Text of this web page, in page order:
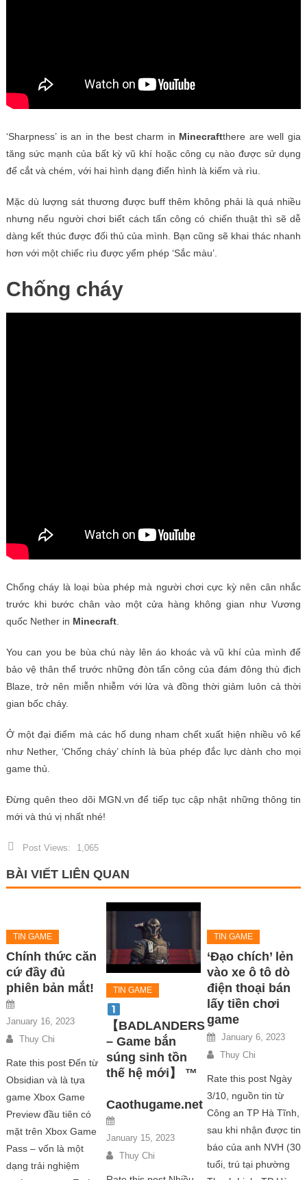
‘Sharpness’ is an in the best charm in Minecraftthere are well gia
tăng sức mạnh của bất kỳ vũ khí hoặc công cụ nào được sử dụng
để cắt và chém, với hai hình dạng điển hình là kiếm và rìu.
Mặc dù lượng sát thương được buff thêm không phải là quá nhiều
nhưng nếu người chơi biết cách tấn công có chiến thuật thì sẽ dễ
dàng kết thúc được đối thủ của mình. Bạn cũng sẽ khai thác nhanh
hơn với một chiếc rìu được yểm phép ‘Sắc màu’.
Chống cháy
Chống cháy là loại bùa phép mà người chơi cực kỳ nên cân nhắc
trước khi bước chân vào một cửa hàng không gian như Vương
quốc Nether in Minecraft.
You can you be bùa chú này lên áo khoác và vũ khí của mình để
bảo vệ thân thể trước những đòn tấn công của đám đông thù địch
Blaze, trở nên miễn nhiễm với lửa và đồng thời giảm luôn cả thời
gian bốc cháy.
Ở một đại điểm mà các hố dung nham chết xuất hiện nhiều vô kể
như Nether, ‘Chống cháy’ chính là bùa phép đắc lực dành cho mọi
game thủ.
Đừng quên theo dõi MGN.vn để tiếp tục cập nhật những thông tin
mới và thú vị nhất nhé!
Post Views: 1,065
BÀI VIẾT LIÊN QUAN
TIN GAME
Chính thức căn
cứ đầy đủ
phiên bản mắt!
January 16, 2023
Thuy Chi
Rate this post Đến từ
Obsidian và là tựa
game Xbox Game
Preview đầu tiên có
mặt trên Xbox Game
Pass – vốn là một
dạng trải nghiệm
TIN GAME
【BADLANDERS
– Game bắn
súng sinh tồn
thế hệ mới】 ™
Caothugame.net
January 15, 2023
Thuy Chi
TIN GAME
‘Đạo chích’ lẻn
vào xe ô tô dò
điện thoại bán
lấy tiền chơi
game
January 6, 2023
Thuy Chi
Rate this post Ngày
3/10, nguồn tin từ
Công an TP Hà Tĩnh,
sau khi nhận được tin
báo của anh NVH (30
tuổi, trú tại phường